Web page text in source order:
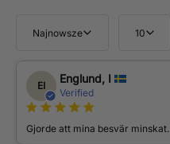
Najnowsze 10
EI
Englund, I
Verified
Gjorde att mina besvär minskat.